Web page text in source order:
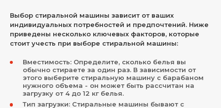
Выбор стиральной машины зависит от ваших
индивидуальных потребностей и предпочтений. Ниже
приведены несколько ключевых факторов, которые
стоит учесть при выборе стиральной машины:
Вместимость: Определите, сколько белья вы
обычно стираете за один раз. В зависимости от
этого выберите стиральную машину с барабаном
нужного объема - он может быть рассчитан на
загрузку от 4 до 12 кг белья.
Тип загрузки: Стиральные машины бывают с